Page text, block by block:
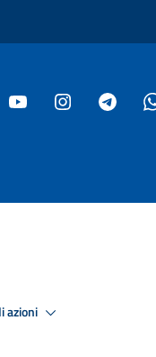
azioni